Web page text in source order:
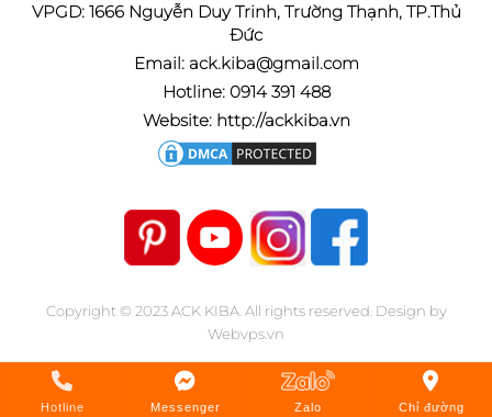
VPGD: 1666 Nguyễn Duy Trinh, Trường Thạnh, TP.Thủ
Đức
Email: ack.kiba@gmail.com
Hotline: 0914 391 488
Website: http://ackkiba.vn
Copyright © 2023ACK KIBA. All rights reserved. Design by
Webvps.vn
Hotline Messenger Zalo Chỉ đường